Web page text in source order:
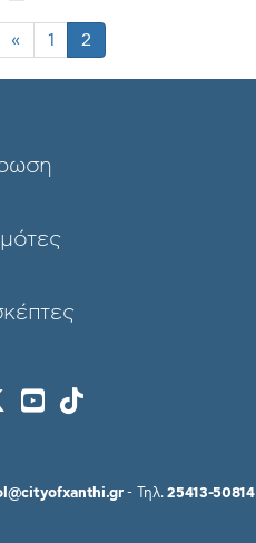
f
« 1 2
- Τηλ.25413-50814